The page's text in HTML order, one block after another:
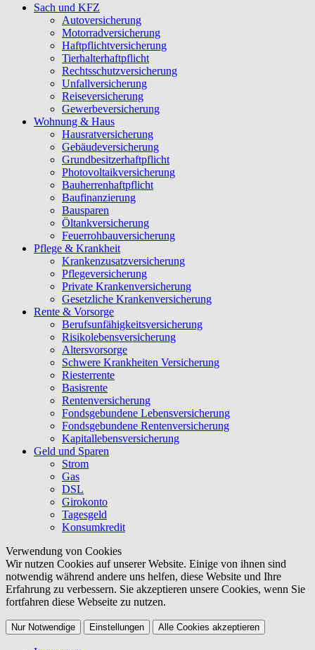
Sach und KFZ
Autoversicherung
Motorradversicherung
Haftpflichtversicherung
Tierhalterhaftpflicht
Rechtsschutzversicherung
Unfallversicherung
Reiseversicherung
Gewerbeversicherung
Wohnung & Haus
Hausratversicherung
Gebäudeversicherung
Grundbesitzerhaftpflicht
Photovoltaikversicherung
Bauherrenhaftpflicht
Baufinanzierung
Bausparen
Öltankversicherung
Feuerrohbauversicherung
Pflege & Krankheit
Krankenzusatzversicherung
Pflegeversicherung
Private Krankenversicherung
Gesetzliche Krankenversicherung
Rente & Vorsorge
Berufs­unfähigkeitsversicherung
Risikolebensversicherung
Altersvorsorge
Schwere Krankheiten Versicherung
Riesterrente
Basisrente
Rentenversicherung
Fondsgebundene Lebensversicherung
Fondsgebundene Rentenversicherung
Kapitallebensversicherung
Geld und Sparen
Strom
Gas
DSL
Girokonto
Tagesgeld
Konsumkredit
Verwendung von Cookies
Wir nutzen Cookies auf unserer Website. Einige von ihnen sind
notwendig während andere uns helfen, diese Website und Ihre
Erfahrung zu verbessern. Sie akzeptieren unsere Cookies, wenn Sie
fortfahren diese Webseite zu nutzen.
Nur Notwendige Einstellungen Alle Cookies akzeptieren